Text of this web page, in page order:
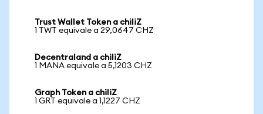
Trust Wallet Token a chiliZ
1 TWT equivale a 29,0647 CHZ
Decentraland a chiliZ
1 MANA equivale a 5,1203 CHZ
Graph Token a chiliZ
1 GRT equivale a 1,1227 CHZ